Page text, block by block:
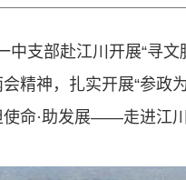
中支部赴江川开展“寻文
精神，扎实开展“参政
使命·助发展——走进